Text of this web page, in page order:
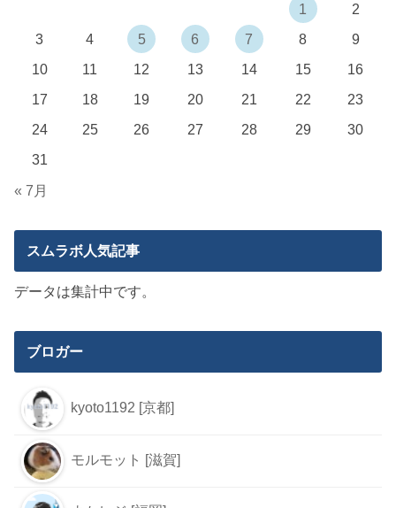
1
2
3
4 5 6 7 8
9
10
11 12 13 14 15
16
17
18 19 20 21 22
23
24
25 26 27 28 29
30
31
« 7月
スムラボ人気記事
データは集計中です。
ブロガー
kyoto1192 [京都]
モルモット [滋賀]